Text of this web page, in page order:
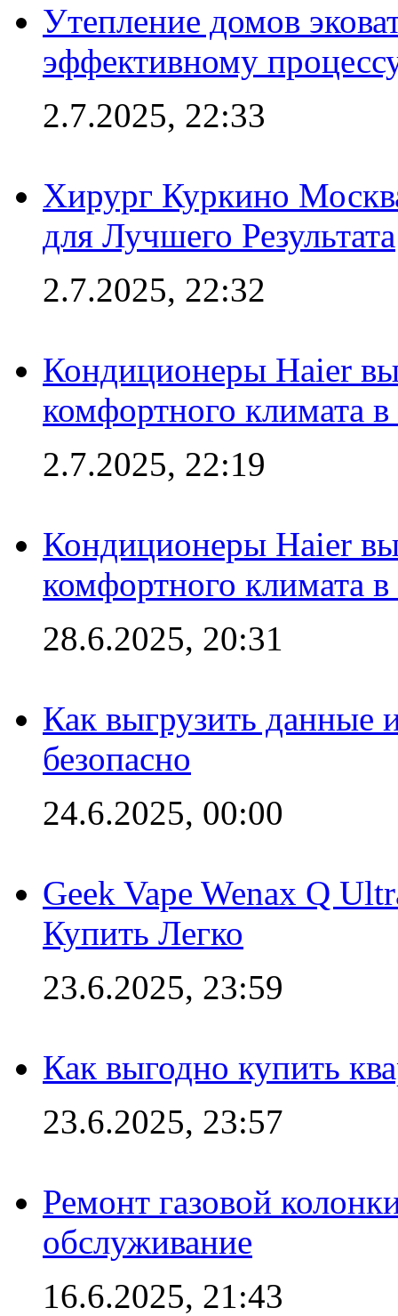
Утепление домов
эффективному
2.7.2025, 22:33
Хирург Куркино
для Лучшего Результата
2.7.2025, 22:32
Кондиционеры Haier
комфортного климата
2.7.2025, 22:19
Кондиционеры Haier
комфортного климата
28.6.2025, 20:31
Как выгрузить данные
безопасно
24.6.2025, 00:00
Geek Vape Wenax Q
Купить Легко
23.6.2025, 23:59
Как выгодно купить
23.6.2025, 23:57
Ремонт газовой
обслуживание
16.6.2025, 21:43